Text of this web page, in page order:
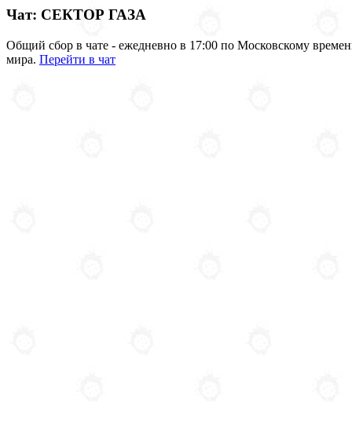
Чат: СЕКТОР ГАЗА
Общий сбор в чате - ежедневно в 17:00 по Московскому
мира. Перейти в чат